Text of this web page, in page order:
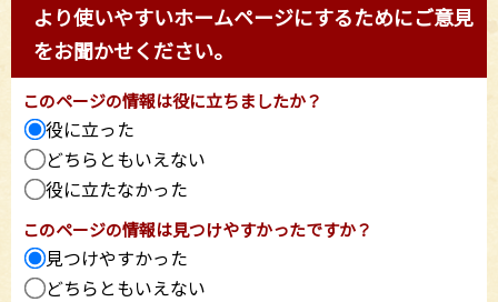
より使いやすいホームページにするためにご意見
をお聞かせください。
このページの情報は役に立ちましたか？
役に立った
どちらともいえない
役に立たなかった
このページの情報は見つけやすかったですか？
見つけやすかった
どちらともいえない